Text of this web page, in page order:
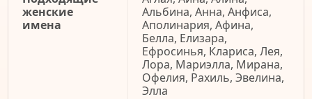
женские
имена
Альбина, Анна, Анфиса,
Аполинария, Афина,
Белла, Елизара,
Ефросинья, Клариса, Лея,
Лора, Мариэлла, Мирана,
Офелия, Рахиль, Эвелина,
Элла